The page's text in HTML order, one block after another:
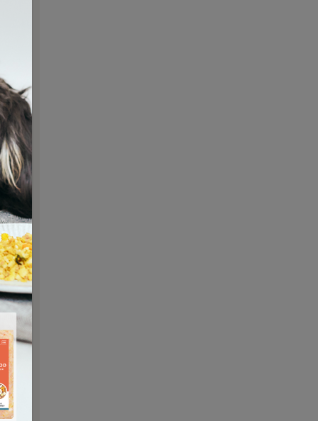
こ
で
プ